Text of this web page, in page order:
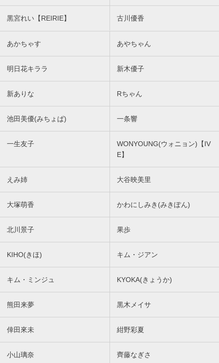
黒宮れい【REIRIE】 古川優香
あかちゃす あやちゃん
明日花キララ 新木優子
新ありな Rちゃん
池田美優(みちょぱ) 一条響
一生友子
WONYOUNG(ウォニョン)【IV
E】
えみ姉 大谷映美里
大塚萌香 かわにしみき(みきぽん)
北川景子 果歩
KIHO(きほ) キム・ジアン
キム・ミンジュ KYOKA(きょうか)
熊田来夢 黒木メイサ
倖田來未 紺野彩夏
小山璃奈 齊藤なぎさ